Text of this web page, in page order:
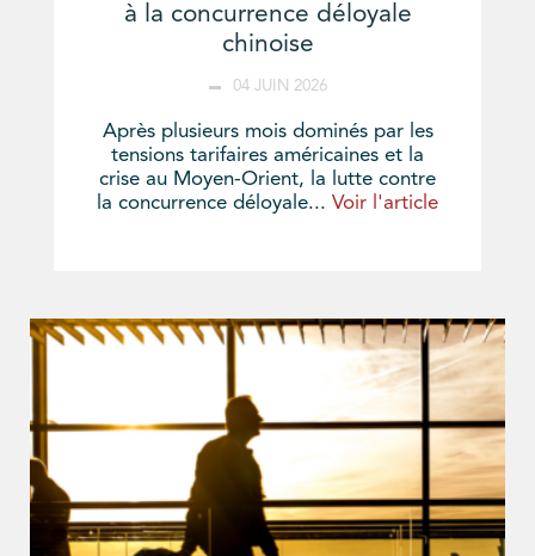
à la concurrence déloyale
chinoise
04 JUIN 2026
Après plusieurs mois dominés par les
tensions tarifaires américaines et la
crise au Moyen-Orient, la lutte contre
la concurrence déloyale... Voir l'article